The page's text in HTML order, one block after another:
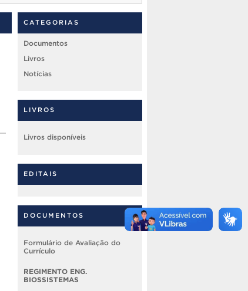
CATEGORIAS
Documentos
Livros
Notícias
LIVROS
Livros disponíveis
EDITAIS
DOCUMENTOS
Formulário de Avaliação do
Currículo
REGIMENTO ENG.
BIOSSISTEMAS